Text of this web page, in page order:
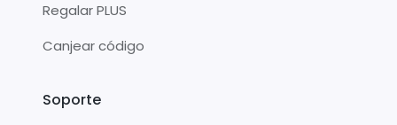
Regalar PLUS
Canjear código
Soporte